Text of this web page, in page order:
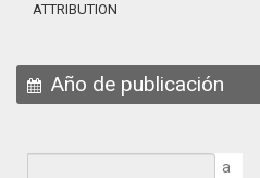
ATTRIBUTION
Año de publicación
a